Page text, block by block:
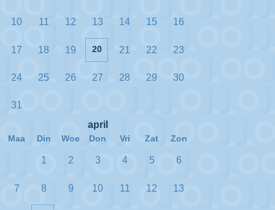
10 11 12 13 14 15 16
17 18 19 20 21 22 23
24 25 26 27 28 29 30
31
april
Maa Din Woe Don Vri Zat Zon
1 2 3 4 5 6
7 8 9 10 11 12 13